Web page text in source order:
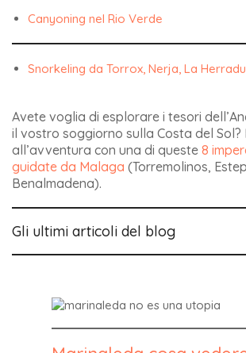
Canyoning nel Rio Verde
Snorkeling da Torrox, Nerja, La
Avete voglia di esplorare i tesori
il vostro soggiorno sulla Costa del Sol?
all’avventura con una di queste 8
guidate da Malaga (Torremolinos,
Benalmadena).
Gli ultimi articoli del blog